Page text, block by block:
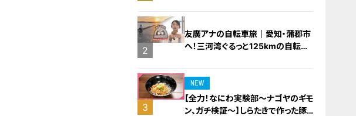
2
友廣アナの自転車旅｜愛知・蒲郡市
へ！三河湾ぐるっと125kmの自転車
3
NEW
【全力！なにわ実験部～ナゴヤのギモ
ン、ガチ検証～】しらたきで作った豚